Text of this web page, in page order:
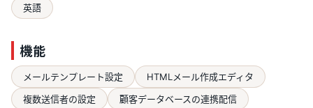
英語
機能
メールテンプレート設定
HTMLメール作成エディタ
複数送信者の設定
顧客データベースの連携配信